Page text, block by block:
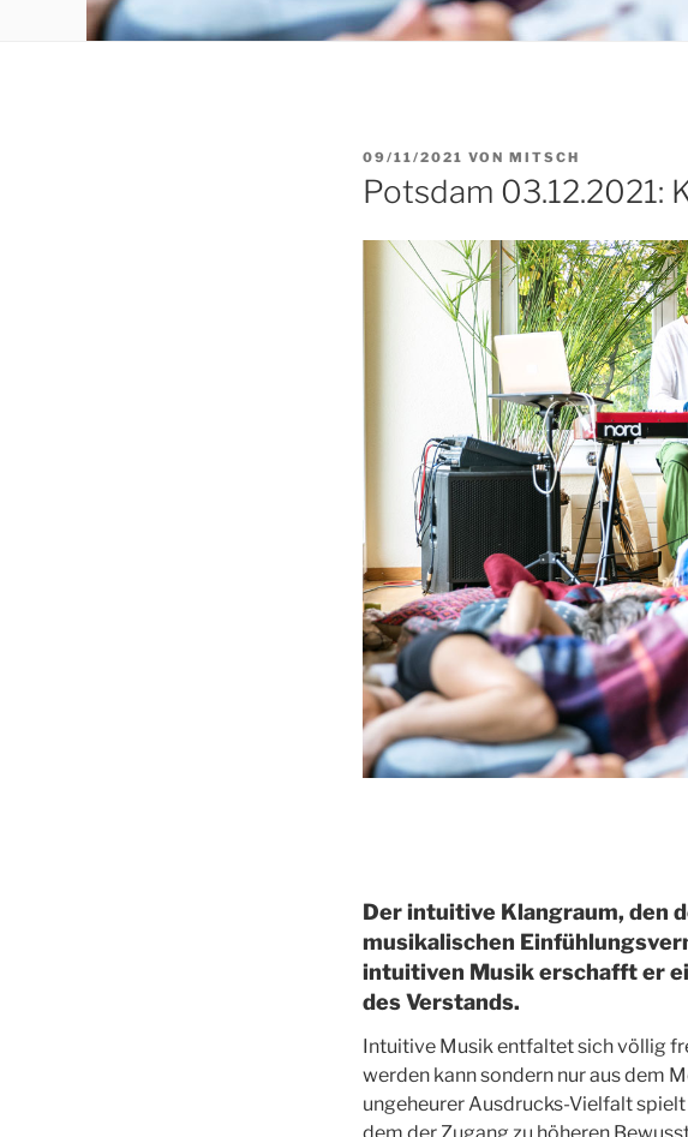
VERÖFFENTLICHT
AM
09/11/2021 VON MITSCH
Potsdam 03.12.2021:
Der intuitive Klangraum, den
musikalischen
intuitiven Musik erschafft er
des Verstands.
Intuitive Musik entfaltet sich völlig
werden kann sondern nur aus dem
ungeheurer Ausdrucks-Vielfalt